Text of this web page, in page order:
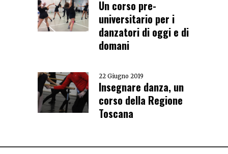
Un corso pre-
universitario per i
danzatori di oggi e di
domani
22 Giugno 2019
Insegnare danza, un
corso della Regione
Toscana